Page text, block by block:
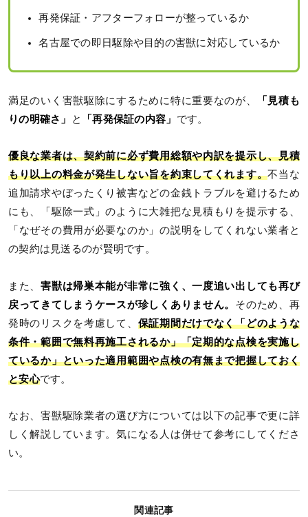
再発保証・アフターフォローが整っているか
名古屋での即日駆除や目的の害獣に対応しているか
満足のいく害獣駆除にするために特に重要なのが、
「見積も
りの明確さ」
と 「再発保証の内容」 です。
優良な業者は、契約前に必ず費用総額や内訳を提示し、見積
もり以上の料金が発生しない旨を約束してくれます。不当な
追加請求やぼったくり被害などの金銭トラブルを避けるため
にも、「駆除一式」のように大雑把な見積もりを提示する、
「なぜその費用が必要なのか」の説明をしてくれない業者と
の契約は見送るのが賢明です。
また、害獣は帰巣本能が非常に強く、一度追い出しても再び
戻ってきてしまうケースが珍しくありません。 そのため、再
発時のリスクを考慮して、 保証期間だけでなく「どのような
条件・範囲で無料再施工されるか」「定期的な点検を実施し
ているか」といった適用範囲や点検の有無まで把握しておく
と安心です。
なお、害獣駆除業者の選び方については以下の記事で更に詳
しく解説しています。気になる人は併せて参考にしてくださ
い。
関連記事